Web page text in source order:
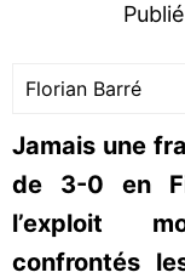
Florian Barré
Jamais une
de 3-0 en
l’exploit
confrontés